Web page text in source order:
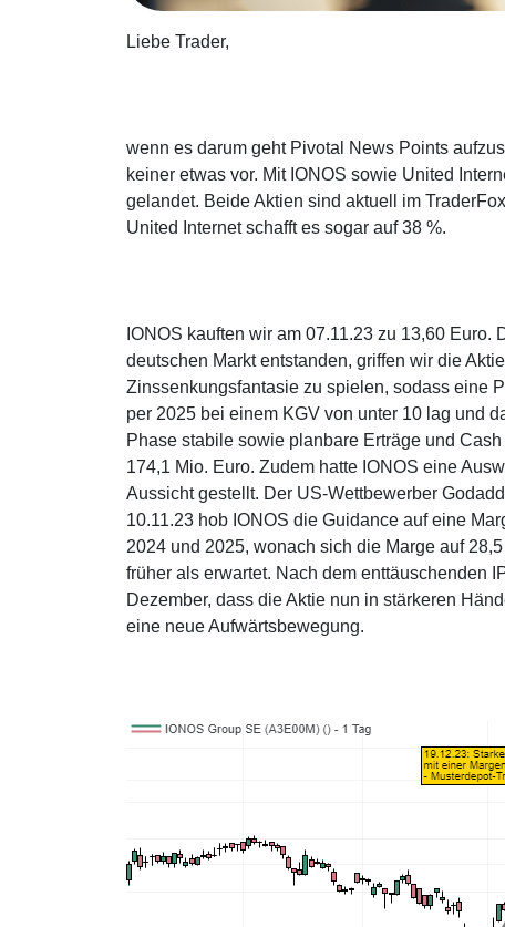
Liebe Trader,
wenn es darum geht Pivotal News Points
keiner etwas vor. Mit IONOS sowie United
gelandet. Beide Aktien sind aktuell im
United Internet schafft es sogar auf 38 %.
IONOS kauften wir am 07.11.23 zu 13,60
deutschen Markt entstanden, griffen wir die
Zinssenkungsfantasie zu spielen, sodass eine
per 2025 bei einem KGV von unter 10 lag und
Phase stabile sowie planbare Erträge und
174,1 Mio. Euro. Zudem hatte IONOS eine
Aussicht gestellt. Der US-Wettbewerber
10.11.23 hob IONOS die Guidance auf eine
2024 und 2025, wonach sich die Marge auf
früher als erwartet. Nach dem enttäuschenden
Dezember, dass die Aktie nun in stärkeren
eine neue Aufwärtsbewegung.